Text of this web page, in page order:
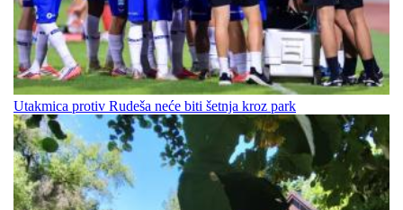
Utakmica protiv Rudeša neće biti šetnja kroz park